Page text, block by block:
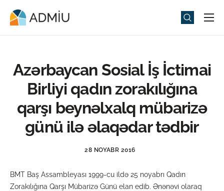
Universitet
Media
Tədbirlər
Qəbul
Universitet həyatı
eMağaza
Azərbaycan Sosial İş İctimai
Birliyi qadın zorakılığına
qarşı beynəlxalq mübarizə
günü ilə əlaqədar tədbir
28 NOYABR 2016
BMT Baş Assambleyası 1999-cu ildə 25 noyabrı Qadın
Zorakılığına Qarşı Mübarizə Günü elan edib. Ənənəvi olaraq